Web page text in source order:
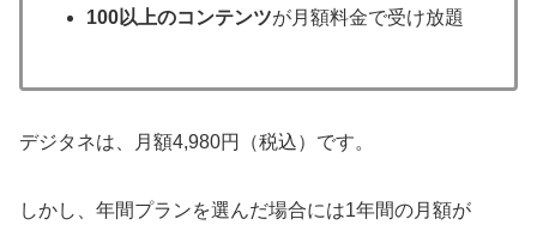
100以上のコンテンツが月額料金で受け放題
デジタネは、月額4,980円（税込）です。
しかし、年間プランを選んだ場合には1年間の月額が